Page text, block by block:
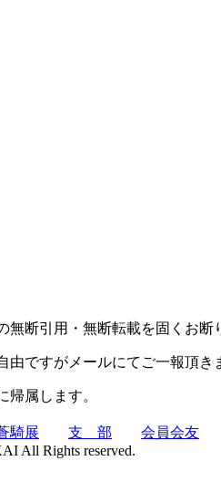
無断引用・無断転載を固くお断
由ですがメールにてご一報頂き
帰属します。
騎展 支 部
会員会友
All Rights reserved.